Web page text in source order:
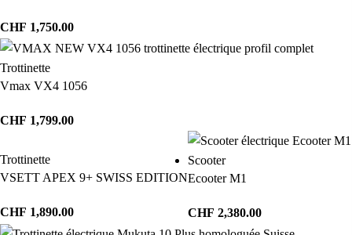
CHF 1,750.00
Trottinette
Vmax VX4 1056
CHF 1,799.00
Trottinette
VSETT APEX 9+ SWISS EDITION
CHF 1,890.00
Scooter
Ecooter M1
CHF 2,380.00